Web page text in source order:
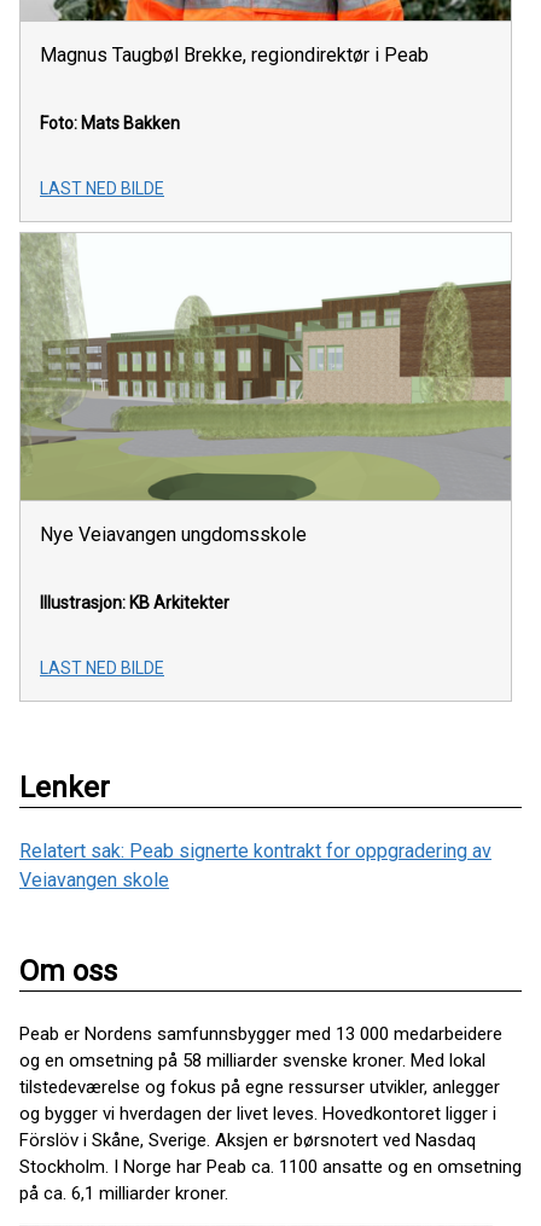
Magnus Taugbøl Brekke, regiondirektør i Peab
Foto: Mats Bakken
LAST NED BILDE
Nye Veiavangen ungdomsskole
Illustrasjon: KB Arkitekter
LAST NED BILDE
Lenker
Relatert sak: Peab signerte kontrakt for oppgradering av
Veiavangen skole
Om oss
Peab er Nordens samfunnsbygger med 13 000 medarbeidere
og en omsetning på 58 milliarder svenske kroner. Med lokal
tilstedeværelse og fokus på egne ressurser utvikler, anlegger
og bygger vi hverdagen der livet leves. Hovedkontoret ligger i
Förslöv i Skåne, Sverige. Aksjen er børsnotert ved Nasdaq
Stockholm. I Norge har Peab ca. 1100 ansatte og en omsetning
på ca. 6,1 milliarder kroner.